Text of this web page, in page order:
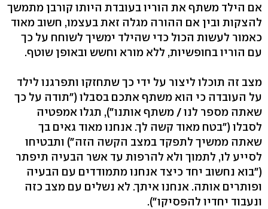
אם הילד משתף את הוריו בעובדת היותו קורבן מתמשך
להצקות ובין אם ההורה מגלה זאת בעצמו, חשוב מאוד
כאמור לעשות הכול כדי שהילד ימשיך לשוחח על כך
עם הוריו בחופשיות, ללא מורא וחשש ובאופן שוטף.
מצב זה תוכלו ליצור על ידי כך שתחזקו ותפרגנו לילד
על העובדה כי הוא משתף אתכם בסבלו ("תודה על כך
שאתה מספר לנו / משתף אותנו"), תגלו אמפטיה
לסבלו ("בטח מאוד קשה לך. אנחנו מאוד גאים בך
שאתה ממשיך לתפקד במצב הקשה הזה") ותבטיחו
לסייע לו, לתמוך ולא להרפות עד אשר הבעיה תיפתר
("בוא נחשוב יחד כיצד אנחנו מתמודדים עם הבעיה
ופותרים אותה. אנחנו איתך. לא נשלים עם מצב כזה
ונעבוד יחדיו להפסיקו").